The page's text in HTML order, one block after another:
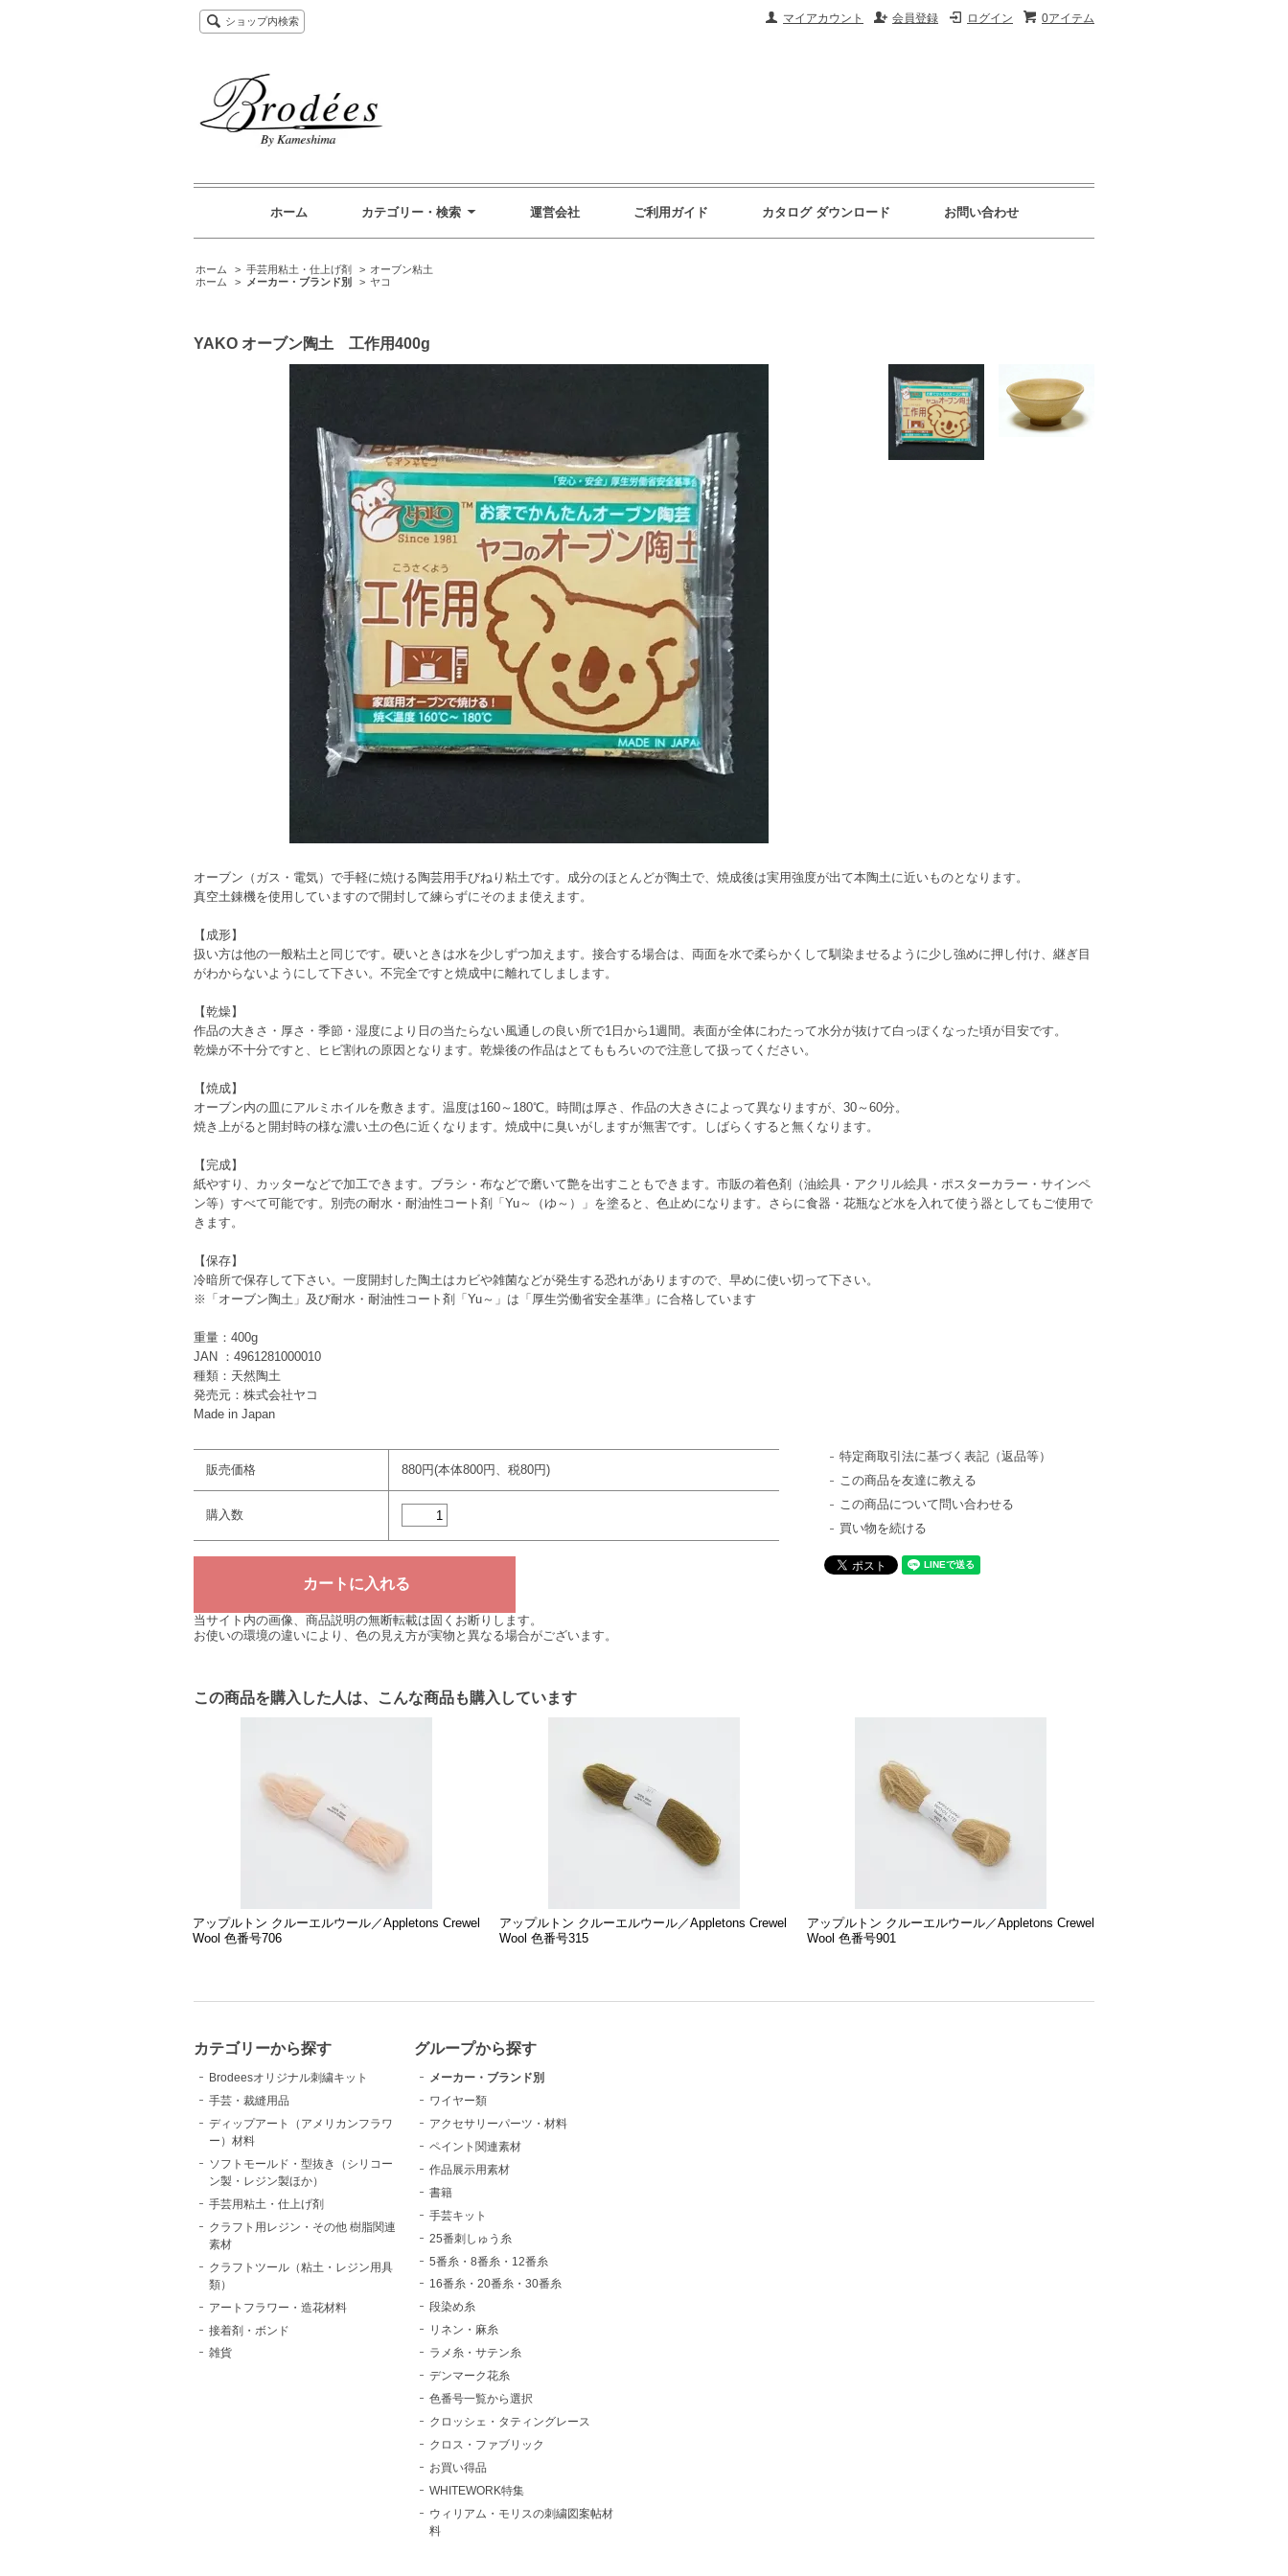
0アイテム
ログイン
会員登録
マイアカウント
ショップ内検索
ホーム カテゴリー・検索 運営会社 ご利用ガイド カタログ ダウンロード お問い合わせ
ホーム > 手芸用粘土・仕上げ剤 > オーブン粘土
ホーム
> メーカー・ブランド別 > ヤコ
YAKO オーブン陶土 工作用400g
オーブン（ガス・電気）で手軽に焼ける陶芸用手びねり粘土です。成分のほとんどが陶土で、焼成後は実用強度が出て本陶土に近いものとなります。
真空土錬機を使用していますので開封して練らずにそのまま使えます。
【成形】
扱い方は他の一般粘土と同じです。硬いときは水を少しずつ加えます。接合する場合は、両面を水で柔らかくして馴染ませるように少し強めに押し付け、継ぎ目
がわからないようにして下さい。不完全ですと焼成中に離れてしまします。
【乾燥】
作品の大きさ・厚さ・季節・湿度により日の当たらない風通しの良い所で1日から1週間。表面が全体にわたって水分が抜けて白っぽくなった頃が目安です。
乾燥が不十分ですと、ヒビ割れの原因となります。乾燥後の作品はとてももろいので注意して扱ってください。
【焼成】
オーブン内の皿にアルミホイルを敷きます。温度は160～180℃。時間は厚さ、作品の大きさによって異なりますが、30～60分。
焼き上がると開封時の様な濃い土の色に近くなります。焼成中に臭いがしますが無害です。しばらくすると無くなります。
【完成】
紙やすり、カッターなどで加工できます。ブラシ・布などで磨いて艶を出すこともできます。市販の着色剤（油絵具・アクリル絵具・ポスターカラー・サインペ
ン等）すべて可能です。別売の耐水・耐油性コート剤「Yu～（ゆ～）」を塗ると、色止めになります。さらに食器・花瓶など水を入れて使う器としてもご使用で
きます。
【保存】
冷暗所で保存して下さい。一度開封した陶土はカビや雑菌などが発生する恐れがありますので、早めに使い切って下さい。
※「オーブン陶土」及び耐水・耐油性コート剤「Yu～」は「厚生労働省安全基準」に合格しています
重量：400g
JAN ：4961281000010
種類：天然陶土
発売元：株式会社ヤコ
Made in Japan
販売価格 880円(本体800円、税80円)
購入数
当サイト内の画像、商品説明の無断転載は固くお断りします。
お使いの環境の違いにより、色の見え方が実物と異なる場合がございます。
特定商取引法に基づく表記（返品等）
この商品を友達に教える
この商品について問い合わせる
買い物を続ける
この商品を購入した人は、こんな商品も購入しています
アップルトン クルーエルウール／Appletons Crewel
Wool 色番号706
アップルトン クルーエルウール／Appletons Crewel
Wool 色番号315
アップルトン クルーエルウール／Appletons Crewel
Wool 色番号901
カテゴリーから探す
Brodeesオリジナル刺繍キット
手芸・裁縫用品
ディップアート（アメリカンフラワ
ー）材料
ソフトモールド・型抜き（シリコー
ン製・レジン製ほか）
手芸用粘土・仕上げ剤
クラフト用レジン・その他 樹脂関連
素材
クラフトツール（粘土・レジン用具
類）
アートフラワー・造花材料
接着剤・ボンド
雑貨
グループから探す
メーカー・ブランド別
ワイヤー類
アクセサリーパーツ・材料
ペイント関連素材
作品展示用素材
書籍
手芸キット
25番刺しゅう糸
5番糸・8番糸・12番糸
16番糸・20番糸・30番糸
段染め糸
リネン・麻糸
ラメ糸・サテン糸
デンマーク花糸
色番号一覧から選択
クロッシェ・タティングレース
クロス・ファブリック
お買い得品
WHITEWORK特集
ウィリアム・モリスの刺繍図案帖材
料